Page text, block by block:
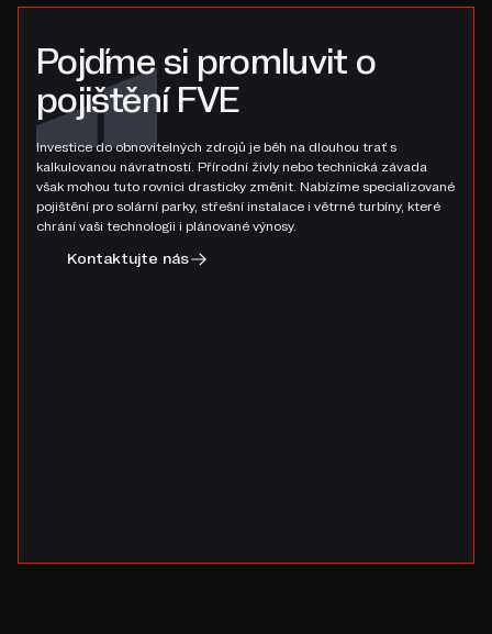
Pojďme si promluvit o
pojištění FVE
Investice do obnovitelných zdrojů je běh na dlouhou trať s
kalkulovanou návratností. Přírodní živly nebo technická závada
však mohou tuto rovnici drasticky změnit. Nabízíme specializované
pojištění pro solární parky, střešní instalace i větrné turbíny, které
chrání vaši technologii i plánované výnosy.
Kontaktujte nás